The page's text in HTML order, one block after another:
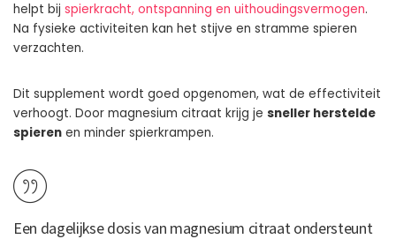
helpt bij spierkracht, ontspanning en uithoudingsvermogen.
Na fysieke activiteiten kan het stijve en stramme spieren
verzachten.
Dit supplement wordt goed opgenomen, wat de effectiviteit
verhoogt. Door magnesium citraat krijg je sneller herstelde
spieren en minder spierkrampen.
Een dagelijkse dosis van magnesium citraat ondersteunt